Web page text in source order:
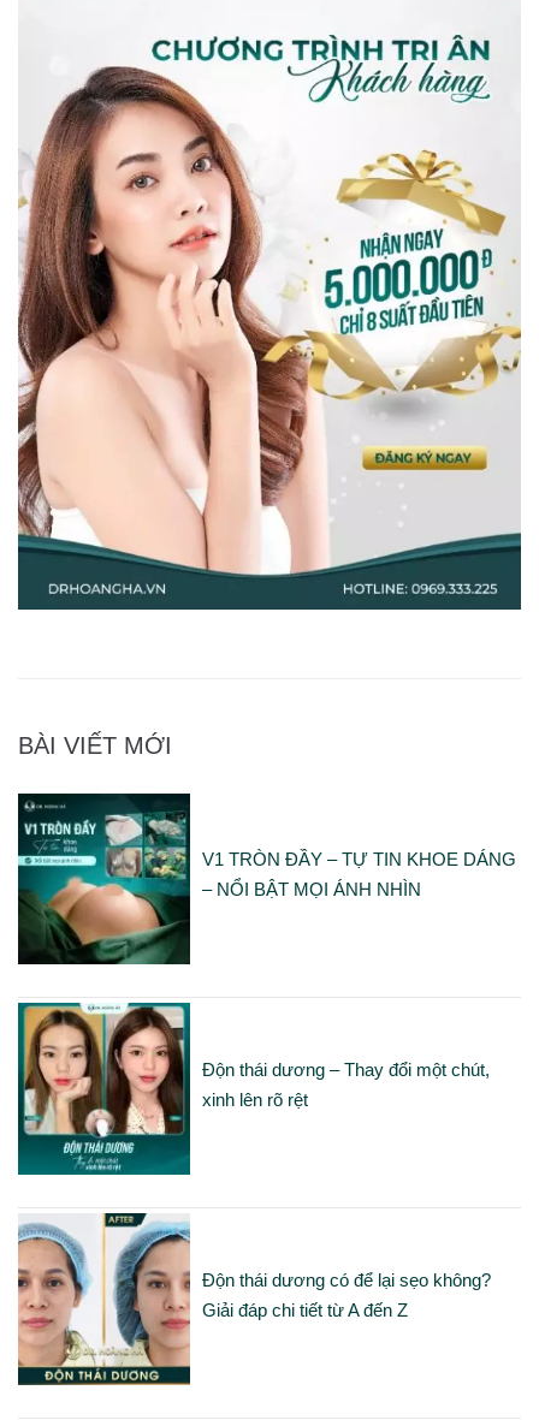
BÀI VIẾT MỚI
V1 TRÒN ĐẦY – TỰ TIN KHOE DÁNG
– NỔI BẬT MỌI ÁNH NHÌN
Độn thái dương – Thay đổi một chút,
xinh lên rõ rệt
Độn thái dương có để lại sẹo không?
Giải đáp chi tiết từ A đến Z